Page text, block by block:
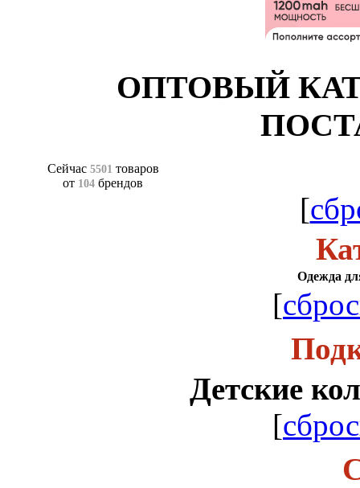
ОПТОВЫЙ
Сейчас 5501 товаров
от 104 брендов
[
Одежда
[
Детские
[